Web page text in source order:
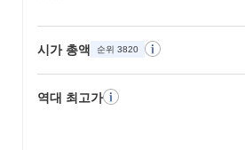
시가 총액 순위 3820
역대 최고가
Shitcoin (TON)으로 무엇을 할
료 지불을 포함한 다양한 온체인 활동
래에 참여하고 TON을 교환 매개체로
(dApps)을 활용할 수 있습니다. 보유
이킹하여 네트워크 보안에 기여하고